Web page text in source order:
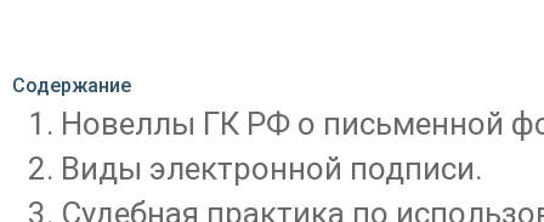
Содержание
Новеллы ГК РФ о письменной
Виды электронной подписи.
Судебная практика по